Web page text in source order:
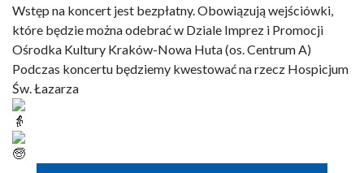
Wstęp na koncert jest bezpłatny. Obowiązują wejściówki,
które będzie można odebrać w Dziale Imprez i Promocji
Ośrodka Kultury Kraków-Nowa Huta (os. Centrum A)
Podczas koncertu będziemy kwestować na rzecz Hospicjum
Św. Łazarza